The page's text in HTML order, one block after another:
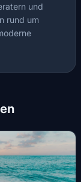
und
rund um